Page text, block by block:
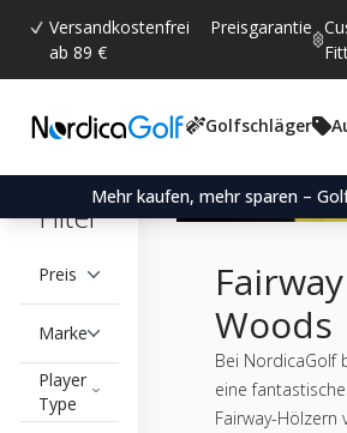
Versandkostenfrei
ab 89 €
Preisgarantie
Golfschläger
Mehr kaufen, mehr sparen –
Filter
Preis
Marke
Player
Type
Fairway
Woods
Bei NordicaGolf
eine
Fairway-Hölzern